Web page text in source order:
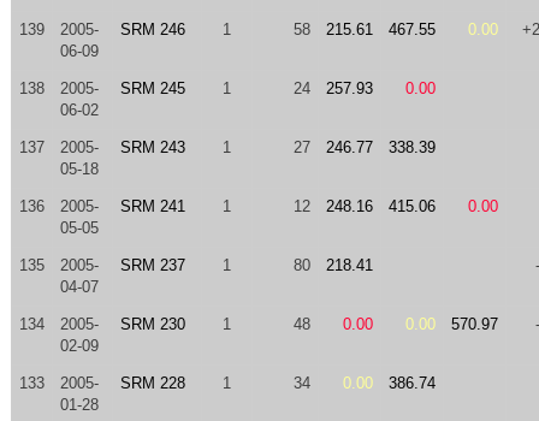
139
2005-
06-09
SRM 246 1 58 215.61 467.55 0.00
138
2005-
06-02
SRM 245 1 24 257.93 0.00
137
2005-
05-18
SRM 243 1 27 246.77 338.39
136
2005-
05-05
SRM 241 1 12 248.16 415.06 0.00
135
2005-
04-07
SRM 237 1 80 218.41
134
2005-
02-09
SRM 230 1 48 0.00 0.00 570.97
133
2005-
01-28
SRM 228 1 34 0.00 386.74